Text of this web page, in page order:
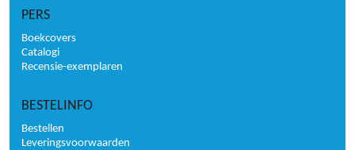
PERS
Boekcovers
Catalogi
Recensie-exemplaren
BESTELINFO
Bestellen
Leveringsvoorwaarden